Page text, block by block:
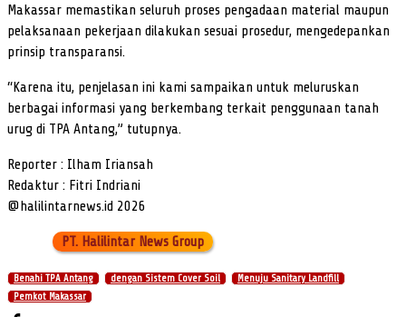
Makassar memastikan seluruh proses pengadaan material maupun
pelaksanaan pekerjaan dilakukan sesuai prosedur, mengedepankan
prinsip transparansi.
“Karena itu, penjelasan ini kami sampaikan untuk meluruskan
berbagai informasi yang berkembang terkait penggunaan tanah
urug di TPA Antang,” tutupnya.
Reporter : Ilham Iriansah
Redaktur : Fitri Indriani
@halilintarnews.id 2026
PT. Halilintar News Group
Benahi TPA Antang dengan Sistem Cover Soil
Menuju Sanitary Landfill
Pemkot Makassar